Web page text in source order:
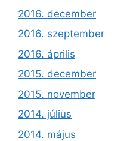
2016. december
2016. szeptember
2016. április
2015. december
2015. november
2014. július
2014. május